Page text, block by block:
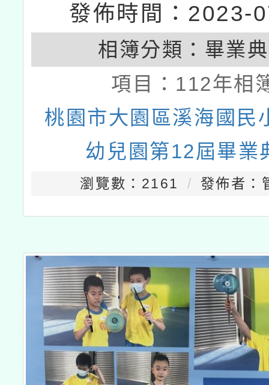
發佈時間：2023-
相簿分類： 畢業
項目： 112年相
桃園市大園區溪海國民
幼兒園第12屆畢業
瀏覽數：2161 發佈者：